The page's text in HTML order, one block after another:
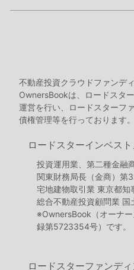
不動産投資クラウドファンデ
OwnersBookは、ロードスタ
運営を行い、ロードスターフ
債権管理等を行っております。
ロードスターインベス
投資運用業、第二種金融
関東財務局長（金商）第
宅地建物取引業 東京都
総合不動産投資顧問業
※OwnersBook（オーナ
録第5723354号）です。
ロードスターファンデ